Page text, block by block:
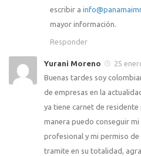
escribir a
mayor información.
Responder
Yurani Moreno
25
Buenas tardes soy
de empresas en la
ya tiene carnet de
manera puedo conseguir
profesional y mi permiso
tramite en su totalidad,